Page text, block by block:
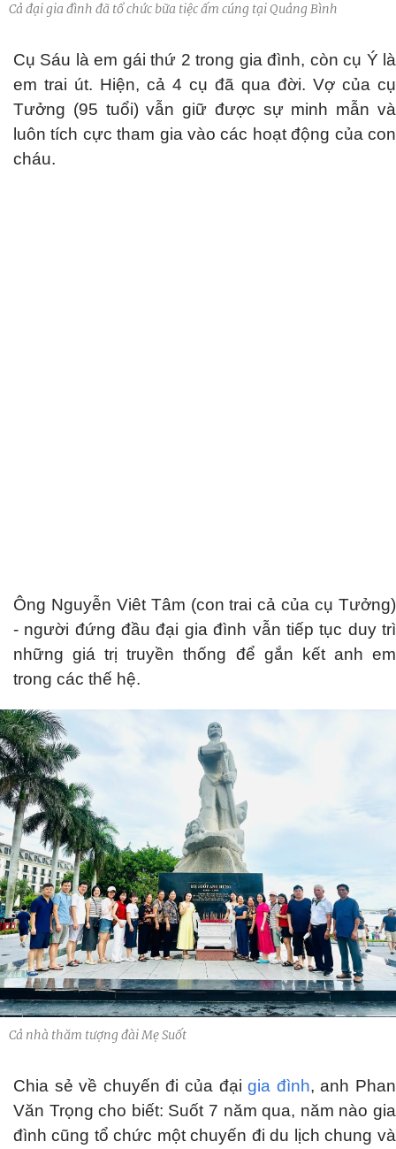
Cả đại gia đình đã tổ chức bữa tiệc ấm cúng tại Quảng Bình
Cụ Sáu là em gái thứ 2 trong gia đình, còn cụ Ý là
em trai út. Hiện, cả 4 cụ đã qua đời. Vợ của cụ
Tưởng (95 tuổi) vẫn giữ được sự minh mẫn và
luôn tích cực tham gia vào các hoạt động của con
cháu.
Ông Nguyễn Viêt Tâm (con trai cả của cụ Tưởng)
- người đứng đầu đại gia đình vẫn tiếp tục duy trì
những giá trị truyền thống để gắn kết anh em
trong các thế hệ.
Cả nhà thăm tượng đài Mẹ Suốt
Chia sẻ về chuyến đi của đạigia đình, anh Phan
Văn Trọng cho biết: Suốt 7 năm qua, năm nào gia
đình cũng tổ chức một chuyến đi du lịch chung và